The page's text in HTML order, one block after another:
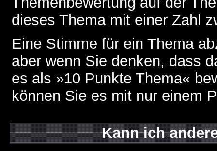
dieses Thema mit einer Zahl
Eine Stimme für ein Thema
aber wenn Sie denken, dass
es als »10 Punkte Thema«
können Sie es mit nur einem
Kann ich